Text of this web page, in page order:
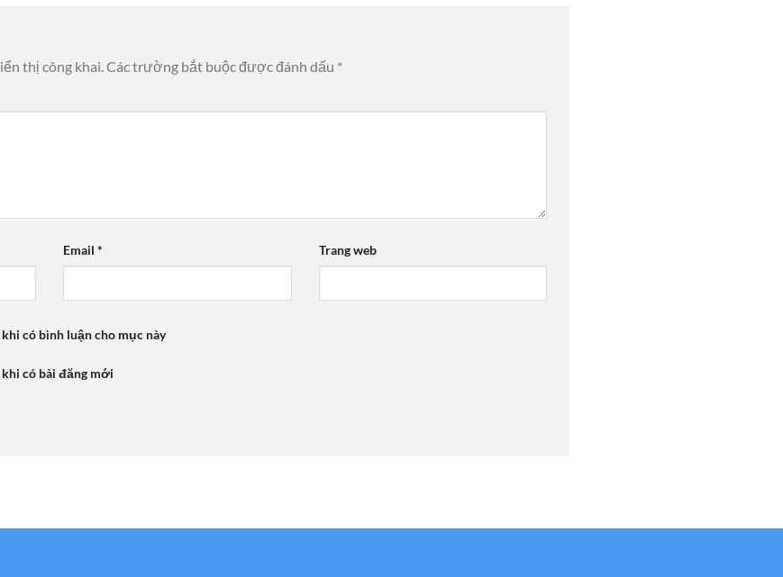
thị công khai.Các trường bắt buộc được đánh dấu *
Email* Trang web
có bình luận cho mục này
có bài đăng mới